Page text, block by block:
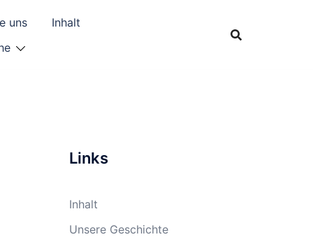
uns
Inhalt
Links
Inhalt
Unsere Geschichte